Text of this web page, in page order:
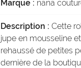
Marque : nana
Description : Cette
jupe en mousseline
rehaussé de petites
dernière de la